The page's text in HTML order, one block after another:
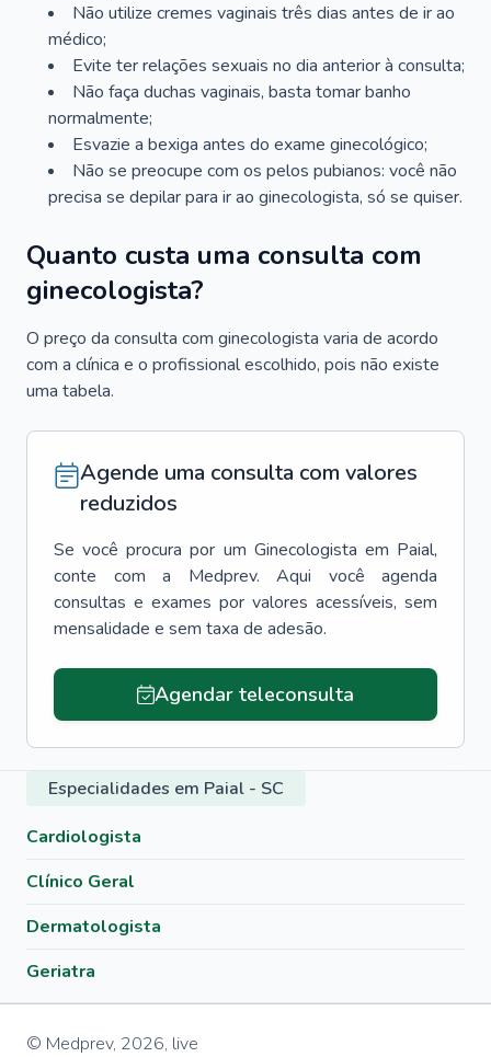
Não utilize cremes vaginais três dias antes de ir ao
médico;
Evite ter relações sexuais no dia anterior à consulta;
Não faça duchas vaginais, basta tomar banho
normalmente;
Esvazie a bexiga antes do exame ginecológico;
Não se preocupe com os pelos pubianos: você não
precisa se depilar para ir ao ginecologista, só se quiser.
Quanto custa uma consulta com
ginecologista?
O preço da consulta com ginecologista varia de acordo
com a clínica e o profissional escolhido, pois não existe
uma tabela.
Agende uma consulta com valores
reduzidos
Se você procura por um Ginecologista em Paial,
conte com a Medprev. Aqui você agenda
consultas e exames por valores acessíveis, sem
mensalidade e sem taxa de adesão.
Agendar teleconsulta
Especialidades em Paial - SC
Cardiologista
Clínico Geral
Dermatologista
Geriatra
© Medprev, 2026, live